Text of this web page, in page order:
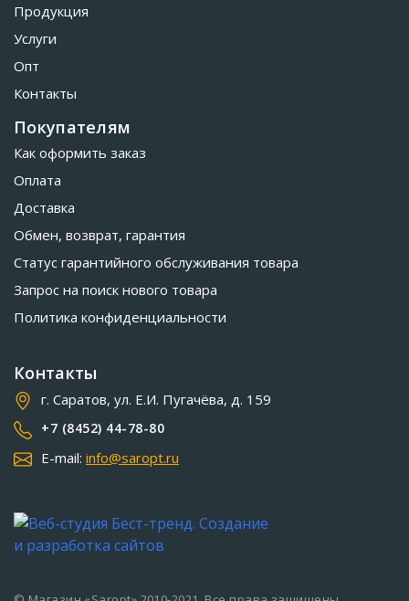
Продукция
Услуги
Опт
Контакты
Покупателям
Как оформить заказ
Оплата
Доставка
Обмен, возврат, гарантия
Статус гарантийного обслуживания товара
Запрос на поиск нового товара
Политика конфиденциальности
Контакты
г. Саратов, ул. Е.И. Пугачёва, д. 159
+7 (8452) 44-78-80
E-mail: info@saropt.ru